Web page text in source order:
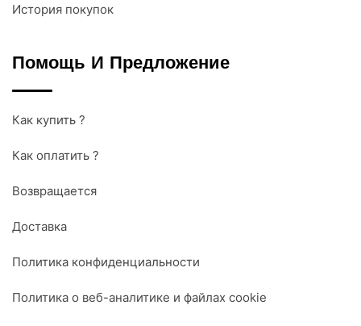
История покупок
Помощь И Предложение
Как купить ?
Как оплатить ?
Возвращается
Доставка
Политика конфиденциальности
Политика о веб-аналитике и файлах cookie